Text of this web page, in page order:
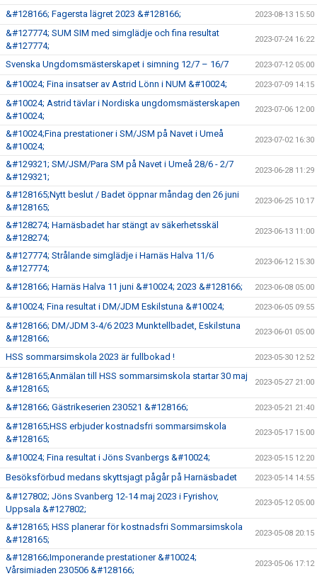
&#128166; Fagersta lägret 2023 &#128166; 2023-08-13 15:50
&#127774; SUM SIM med simglädje och fina resultat
&#127774;
2023-07-24 16:22
Svenska Ungdomsmästerskapet i simning 12/7 – 16/7 2023-07-12 05:00
&#10024; Fina insatser av Astrid Lönn i NUM &#10024; 2023-07-09 14:15
&#10024; Astrid tävlar i Nordiska ungdomsmästerskapen
&#10024;
2023-07-06 12:00
&#10024;Fina prestationer i SM/JSM på Navet i Umeå
&#10024;
2023-07-02 16:30
&#129321; SM/JSM/Para SM på Navet i Umeå 28/6 - 2/7
&#129321;
2023-06-28 11:29
&#128165;Nytt beslut / Badet öppnar måndag den 26 juni
&#128165;
2023-06-25 10:17
&#128274; Harnäsbadet har stängt av säkerhetsskäl
&#128274;
2023-06-13 11:00
&#127774; Strålande simglädje i Harnäs Halva 11/6
&#127774;
2023-06-12 15:30
&#128166; Harnäs Halva 11 juni &#10024; 2023 &#128166; 2023-06-08 05:00
&#10024; Fina resultat i DM/JDM Eskilstuna &#10024; 2023-06-05 09:55
&#128166; DM/JDM 3-4/6 2023 Munktellbadet, Eskilstuna
&#128166;
2023-06-01 05:00
HSS sommarsimskola 2023 är fullbokad ! 2023-05-30 12:52
&#128165;Anmälan till HSS sommarsimskola startar 30 maj
&#128165;
2023-05-27 21:00
&#128166; Gästrikeserien 230521 &#128166; 2023-05-21 21:40
&#128165;HSS erbjuder kostnadsfri sommarsimskola
&#128165;
2023-05-17 15:00
&#10024; Fina resultat i Jöns Svanbergs &#10024; 2023-05-15 12:20
Besöksförbud medans skyttsjagt pågår på Harnäsbadet 2023-05-14 14:55
&#127802; Jöns Svanberg 12-14 maj 2023 i Fyrishov,
Uppsala &#127802;
2023-05-12 05:00
&#128165; HSS planerar för kostnadsfri Sommarsimskola
&#128165;
2023-05-08 20:15
&#128166;Imponerande prestationer &#10024;
Vårsimiaden 230506 &#128166;
2023-05-06 17:12